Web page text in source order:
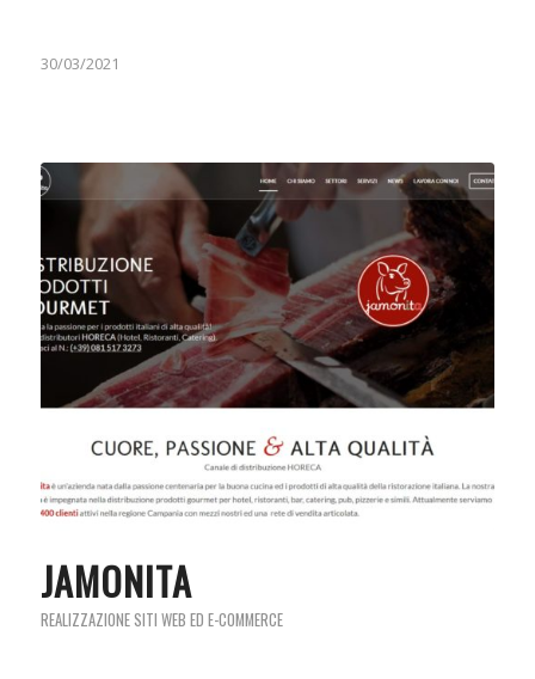
30/03/2021
JAMONITA
REALIZZAZIONE SITI WEB ED E-COMMERCE